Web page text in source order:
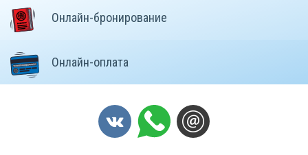
Онлайн-бронирование
Онлайн-оплата